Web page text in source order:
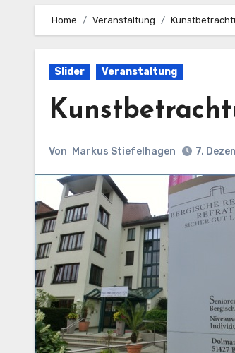
Home Veranstaltung
Slider Veranstaltung
Von Markus Stiefelhagen 7.